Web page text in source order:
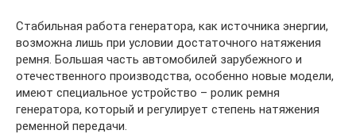
Стабильная работа генератора, как источника энергии,
возможна лишь при условии достаточного натяжения
ремня. Большая часть автомобилей зарубежного и
отечественного производства, особенно новые модели,
имеют специальное устройство – ролик ремня
генератора, который и регулирует степень натяжения
ременной передачи.